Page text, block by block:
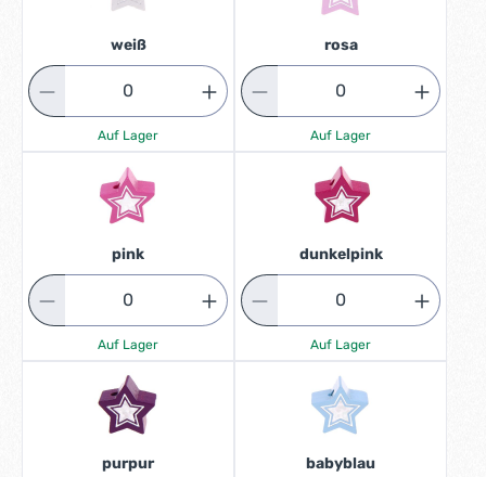
weiß
Auf Lager
rosa
Auf Lager
pink
Auf Lager
dunkelpink
Auf Lager
purpur babyblau